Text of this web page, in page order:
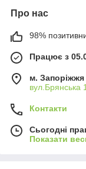
Про нас
98%
Працює з
м. Запоріжжя
вул.Брянська
Контакти
Сьогодні
Показати